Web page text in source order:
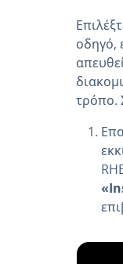
οδηγό,
τρόπο.